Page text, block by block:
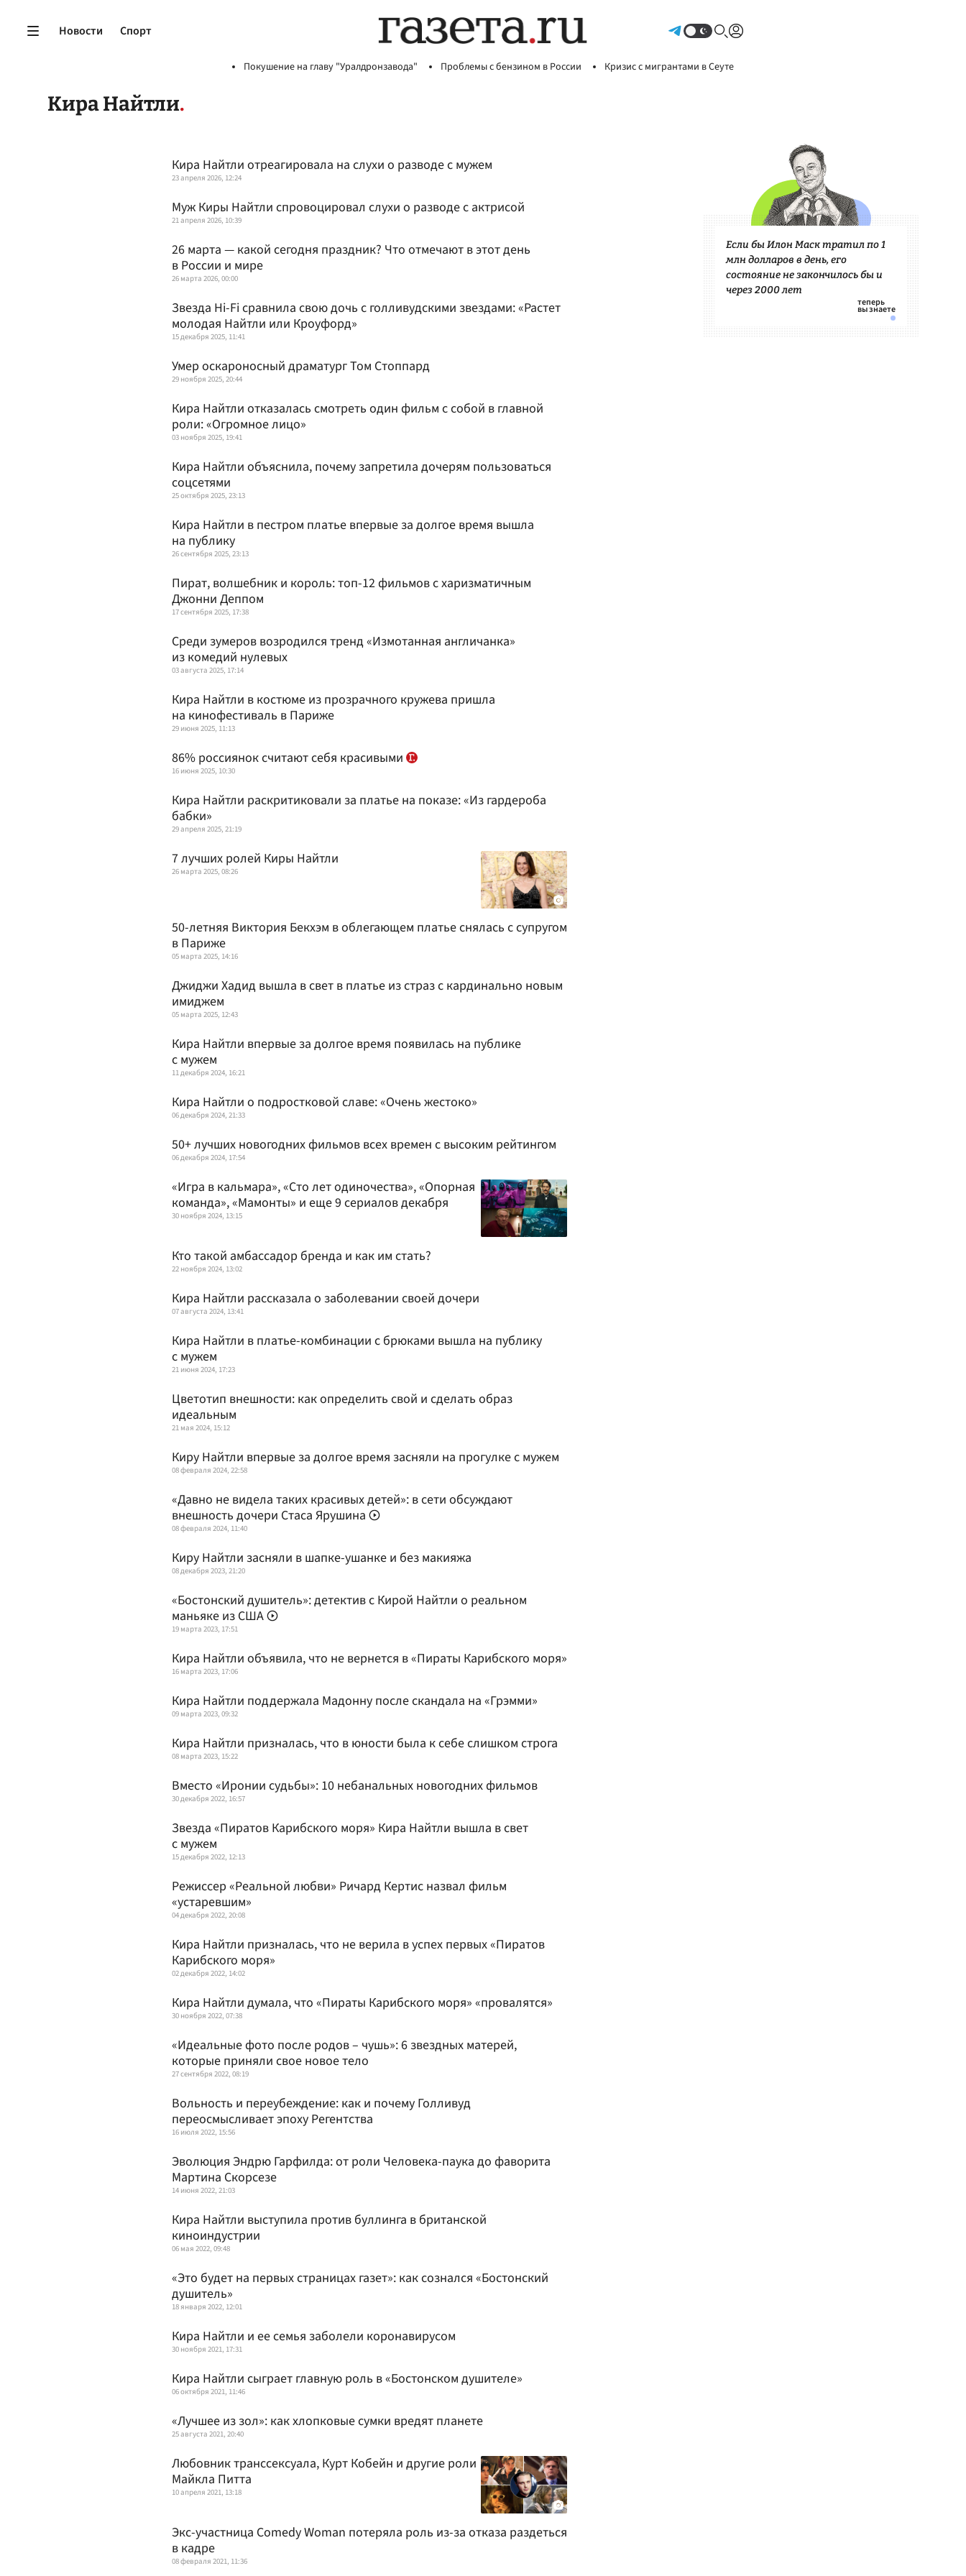
Новости Спорт
Покушение на главу "Уралдронзавода" Проблемы с бензином в России Кризис с мигрантами в Сеуте
Кира Найтли
Кира Найтли отреагировала на слухи о разводе с мужем
23 апреля 2026, 12:24
Муж Киры Найтли спровоцировал слухи о разводе с актрисой
21 апреля 2026, 10:39
26 марта — какой сегодня праздник? Что отмечают в этот день
в России и мире
26 марта 2026, 00:00
Звезда Hi-Fi сравнила свою дочь с голливудскими звездами: «Растет
молодая Найтли или Кроуфорд»
15 декабря 2025, 11:41
Умер оскароносный драматург Том Стоппард
29 ноября 2025, 20:44
Кира Найтли отказалась смотреть один фильм с собой в главной
роли: «Огромное лицо»
03 ноября 2025, 19:41
Кира Найтли объяснила, почему запретила дочерям пользоваться
соцсетями
25 октября 2025, 23:13
Кира Найтли в пестром платье впервые за долгое время вышла
на публику
26 сентября 2025, 23:13
Пират, волшебник и король: топ-12 фильмов с харизматичным
Джонни Деппом
17 сентября 2025, 17:38
Среди зумеров возродился тренд «Измотанная англичанка»
из комедий нулевых
03 августа 2025, 17:14
Кира Найтли в костюме из прозрачного кружева пришла
на кинофестиваль в Париже
29 июня 2025, 11:13
86% россиянок считают себя красивыми
16 июня 2025, 10:30
Кира Найтли раскритиковали за платье на показе: «Из гардероба
бабки»
29 апреля 2025, 21:19
7 лучших ролей Киры Найтли
26 марта 2025, 08:26
50-летняя Виктория Бекхэм в облегающем платье снялась с супругом
в Париже
05 марта 2025, 14:16
Джиджи Хадид вышла в свет в платье из страз с кардинально новым
имиджем
05 марта 2025, 12:43
Кира Найтли впервые за долгое время появилась на публике
с мужем
11 декабря 2024, 16:21
Кира Найтли о подростковой славе: «Очень жестоко»
06 декабря 2024, 21:33
50+ лучших новогодних фильмов всех времен с высоким рейтингом
06 декабря 2024, 17:54
«Игра в кальмара», «Сто лет одиночества», «Опорная
команда», «Мамонты» и еще 9 сериалов декабря
30 ноября 2024, 13:15
Кто такой амбассадор бренда и как им стать?
22 ноября 2024, 13:02
Кира Найтли рассказала о заболевании своей дочери
07 августа 2024, 13:41
Кира Найтли в платье-комбинации с брюками вышла на публику
с мужем
21 июня 2024, 17:23
Цветотип внешности: как определить свой и сделать образ
идеальным
21 мая 2024, 15:12
Киру Найтли впервые за долгое время засняли на прогулке с мужем
08 февраля 2024, 22:58
«Давно не видела таких красивых детей»: в сети обсуждают
внешность дочери Стаса Ярушина
08 февраля 2024, 11:40
Киру Найтли засняли в шапке-ушанке и без макияжа
08 декабря 2023, 21:20
«Бостонский душитель»: детектив с Кирой Найтли о реальном
маньяке из США
19 марта 2023, 17:51
Кира Найтли объявила, что не вернется в «Пираты Карибского моря»
16 марта 2023, 17:06
Кира Найтли поддержала Мадонну после скандала на «Грэмми»
09 марта 2023, 09:32
Кира Найтли призналась, что в юности была к себе слишком строга
08 марта 2023, 15:22
Вместо «Иронии судьбы»: 10 небанальных новогодних фильмов
30 декабря 2022, 16:57
Звезда «Пиратов Карибского моря» Кира Найтли вышла в свет
с мужем
15 декабря 2022, 12:13
Режиссер «Реальной любви» Ричард Кертис назвал фильм
«устаревшим»
04 декабря 2022, 20:08
Кира Найтли призналась, что не верила в успех первых «Пиратов
Карибского моря»
02 декабря 2022, 14:02
Кира Найтли думала, что «Пираты Карибского моря» «провалятся»
30 ноября 2022, 07:38
«Идеальные фото после родов – чушь»: 6 звездных матерей,
которые приняли свое новое тело
27 сентября 2022, 08:19
Вольность и переубеждение: как и почему Голливуд
переосмысливает эпоху Регентства
16 июля 2022, 15:56
Эволюция Эндрю Гарфилда: от роли Человека-паука до фаворита
Мартина Скорсезе
14 июня 2022, 21:03
Кира Найтли выступила против буллинга в британской
киноиндустрии
06 мая 2022, 09:48
«Это будет на первых страницах газет»: как сознался «Бостонский
душитель»
18 января 2022, 12:01
Кира Найтли и ее семья заболели коронавирусом
30 ноября 2021, 17:31
Кира Найтли сыграет главную роль в «Бостонском душителе»
06 октября 2021, 11:46
«Лучшее из зол»: как хлопковые сумки вредят планете
25 августа 2021, 20:40
Любовник транссексуала, Курт Кобейн и другие роли
Майкла Питта
10 апреля 2021, 13:18
Экс-участница Comedy Woman потеряла роль из-за отказа раздеться
в кадре
08 февраля 2021, 11:36
Если бы Илон Маск тратил по 1
млн долларов в день, его
состояние не закончилось бы и
через 2000 лет